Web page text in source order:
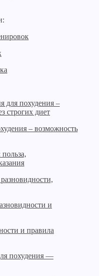
– возможность
и правила